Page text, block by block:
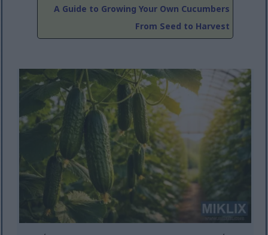
A Guide to Growing Your Own Cucumbers
From Seed to Harvest